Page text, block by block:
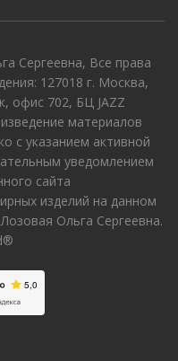
Сергеевна, Все права
127018 г. Москва,
офис 702, БЦ JAZZ
материалов
с указанием активной
уведомлением
сайта
изделий на данном
Ольга Сергеевна.